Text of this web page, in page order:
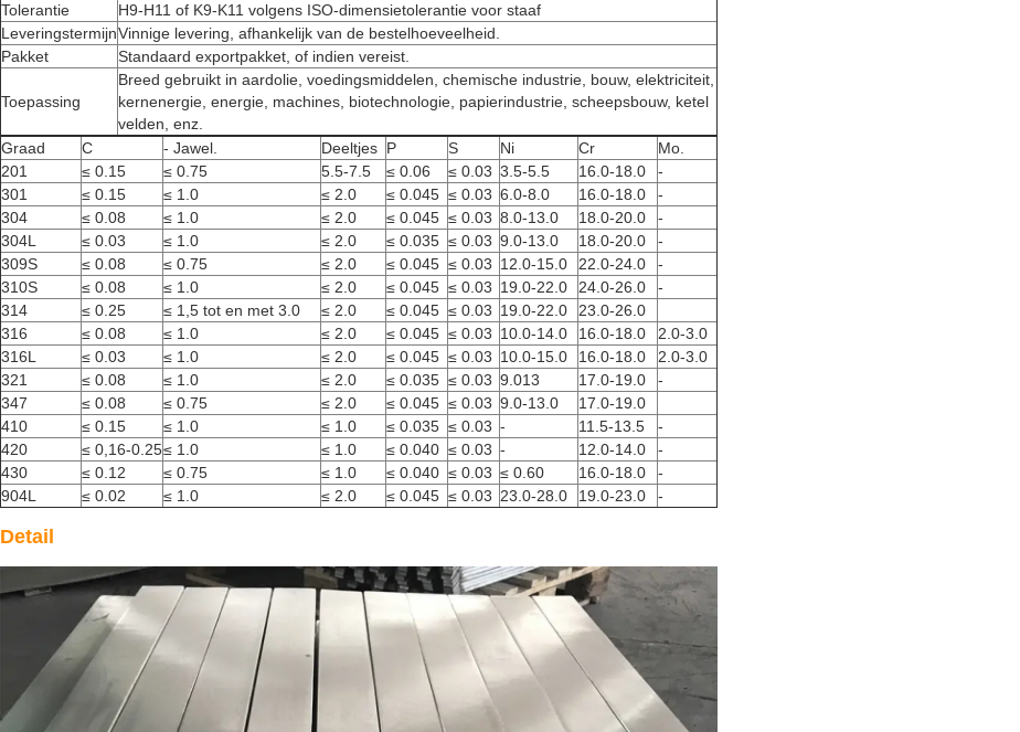
Tolerantie
H9-H11 of K9-K11 volgens ISO-dimensietolerantie voor staaf
LeveringstermijnVinnige levering, afhankelijk van de bestelhoeveelheid.
Pakket
Standaard exportpakket, of indien vereist.
Toepassing
Breed gebruikt in aardolie, voedingsmiddelen, chemische industrie, bouw, elektriciteit,
kernenergie, energie, machines, biotechnologie, papierindustrie, scheepsbouw, ketel
velden, enz.
Graad
C - Jawel. Deeltjes P S Ni Cr
Mo.
201
≤ 0.15 ≤ 0.75 5.5-7.5 ≤ 0.06 ≤ 0.03 3.5-5.5 16.0-18.0
-
301
≤ 0.15 ≤ 1.0 ≤ 2.0 ≤ 0.045 ≤ 0.03 6.0-8.0 16.0-18.0
-
304
≤ 0.08 ≤ 1.0 ≤ 2.0 ≤ 0.045 ≤ 0.03 8.0-13.0 18.0-20.0
-
304L
≤ 0.03 ≤ 1.0 ≤ 2.0 ≤ 0.035 ≤ 0.03 9.0-13.0 18.0-20.0
-
309S
≤ 0.08 ≤ 0.75 ≤ 2.0 ≤ 0.045 ≤ 0.03 12.0-15.0 22.0-24.0
-
310S
≤ 0.08 ≤ 1.0 ≤ 2.0 ≤ 0.045 ≤ 0.03 19.0-22.0 24.0-26.0
-
314
≤ 0.25 ≤ 1,5 tot en met 3.0 ≤ 2.0 ≤ 0.045 ≤ 0.03 19.0-22.0
23.0-26.0
316
≤ 0.08 ≤ 1.0 ≤ 2.0 ≤ 0.045 ≤ 0.03 10.0-14.0 16.0-18.0
2.0-3.0
316L
≤ 0.03 ≤ 1.0 ≤ 2.0 ≤ 0.045 ≤ 0.03 10.0-15.0 16.0-18.0
2.0-3.0
321
≤ 0.08 ≤ 1.0 ≤ 2.0 ≤ 0.035 ≤ 0.03 9.013 17.0-19.0
-
347
≤ 0.08 ≤ 0.75 ≤ 2.0 ≤ 0.045 ≤ 0.03 9.0-13.0
17.0-19.0
410
≤ 0.15 ≤ 1.0 ≤ 1.0 ≤ 0.035 ≤ 0.03 - 11.5-13.5
-
420
≤ 0,16-0.25≤ 1.0 ≤ 1.0 ≤ 0.040 ≤ 0.03 - 12.0-14.0
-
430
≤ 0.12 ≤ 0.75 ≤ 1.0 ≤ 0.040 ≤ 0.03 ≤ 0.60 16.0-18.0
-
904L
≤ 0.02 ≤ 1.0 ≤ 2.0 ≤ 0.045 ≤ 0.03 23.0-28.0 19.0-23.0 -
Detail